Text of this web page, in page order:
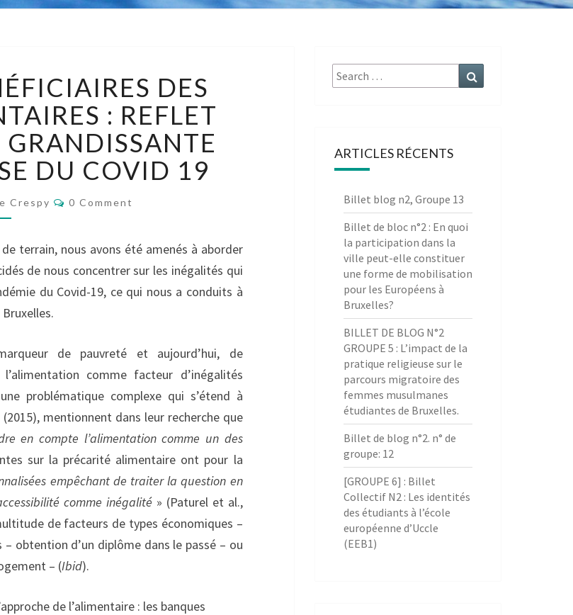
DES
: REFLET
DU COVID 19
Crespy Comments
0 Comment
terrain, nous avons été amenés à aborder
de nous concentrer sur les inégalités qui
du Covid-19, ce qui nous a conduits à
de pauvreté et aujourd’hui, de
comme facteur d’inégalités
problématique complexe qui s’étend à
mentionnent dans leur recherche que
en compte l’alimentation comme un des
sur la précarité alimentaire ont pour la
empêchant de traiter la question en
comme inégalité » (Paturel et al.,
de facteurs de types économiques –
obtention d’un diplôme dans le passé – ou
– (Ibid).
de l’alimentaire : les banques
Search
for:
ARTICLES RÉCENTS
Billet blog n2, Groupe 13
Billet de bloc n°2 : En quoi
la participation dans la
ville peut-elle constituer
une forme de mobilisation
pour les Européens à
Bruxelles?
BILLET DE BLOG N°2
GROUPE 5 : L’impact de la
pratique religieuse sur le
parcours migratoire des
femmes musulmanes
étudiantes de Bruxelles.
Billet de blog n°2. n° de
groupe: 12
[GROUPE 6] : Billet
Collectif N2 : Les identités
des étudiants à l’école
européenne d’Uccle
(EEB1)